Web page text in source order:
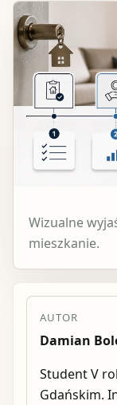
Wizualne
mieszkanie.
AUTOR
Damian
Student V
Gdańskim.